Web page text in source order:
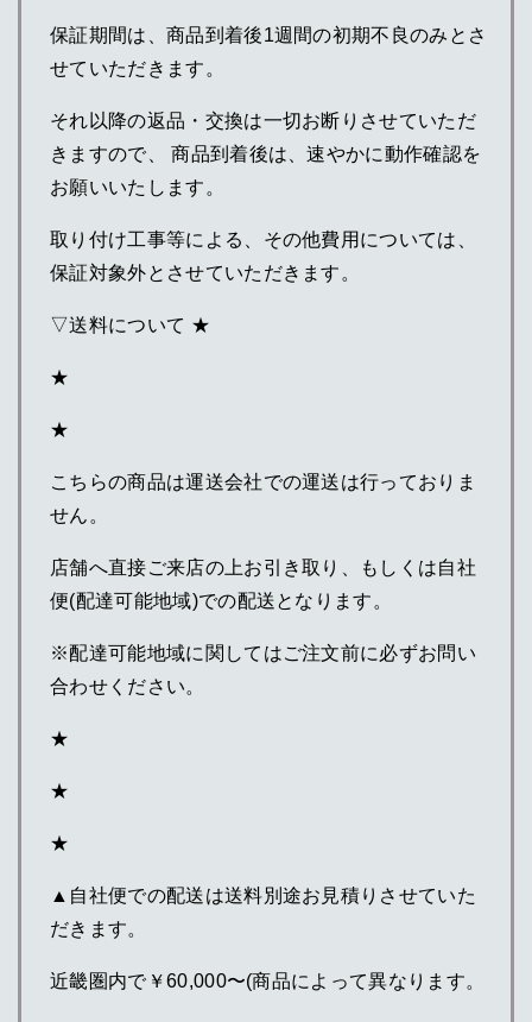
保証期間は、商品到着後1週間の初期不良のみとさ
せていただきます。
それ以降の返品・交換は一切お断りさせていただ
きますので、 商品到着後は、速やかに動作確認を
お願いいたします。
取り付け工事等による、その他費用については、
保証対象外とさせていただきます。
▽送料について ★
★
★
こちらの商品は運送会社での運送は行っておりま
せん。
店舗へ直接ご来店の上お引き取り、もしくは自社
便(配達可能地域)での配送となります。
※配達可能地域に関してはご注文前に必ずお問い
合わせください。
★
★
★
▲自社便での配送は送料別途お見積りさせていた
だきます。
近畿圏内で￥60,000〜(商品によって異なります。